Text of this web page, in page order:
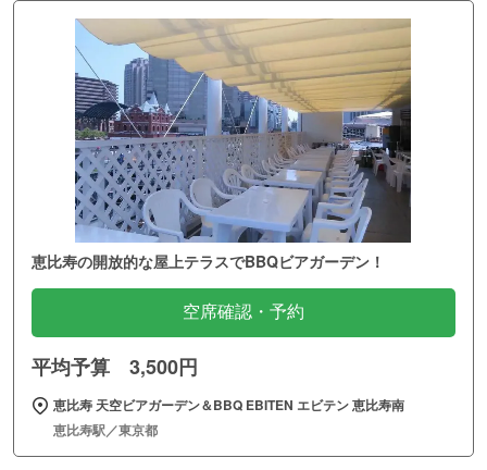
恵比寿の開放的な屋上テラスでBBQビアガーデン！
空席確認・予約
平均予算 3,500円
恵比寿 天空ビアガーデン＆BBQ EBITEN エビテン 恵比寿南
恵比寿駅／東京都